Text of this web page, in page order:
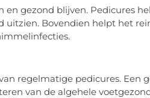
en gezond blijven. Pedicures
uitzien. Bovendien helpt het
regelmatige pedicures. Een
van de algehele